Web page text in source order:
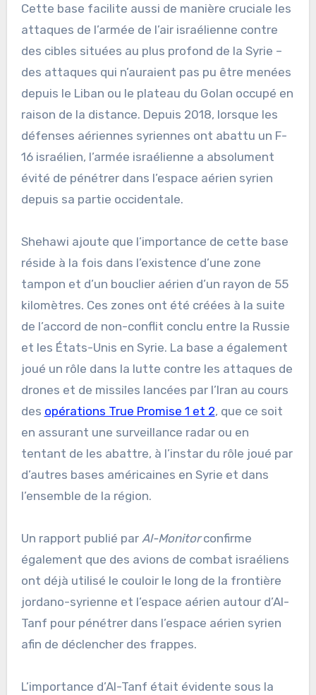
Cette base facilite aussi de manière cruciale les
attaques de l’armée de l’air israélienne contre
des cibles situées au plus profond de la Syrie –
des attaques qui n’auraient pas pu être menées
depuis le Liban ou le plateau du Golan occupé en
raison de la distance. Depuis 2018, lorsque les
défenses aériennes syriennes ont abattu un F-
16 israélien, l’armée israélienne a absolument
évité de pénétrer dans l’espace aérien syrien
depuis sa partie occidentale.
Shehawi ajoute que l’importance de cette base
réside à la fois dans l’existence d’une zone
tampon et d’un bouclier aérien d’un rayon de 55
kilomètres. Ces zones ont été créées à la suite
de l’accord de non-conflit conclu entre la Russie
et les États-Unis en Syrie. La base a également
joué un rôle dans la lutte contre les attaques de
drones et de missiles lancées par l’Iran au cours
des opérations True Promise 1 et 2, que ce soit
en assurant une surveillance radar ou en
tentant de les abattre, à l’instar du rôle joué par
d’autres bases américaines en Syrie et dans
l’ensemble de la région.
Un rapport publié par Al-Monitorconfirme
également que des avions de combat israéliens
ont déjà utilisé le couloir le long de la frontière
jordano-syrienne et l’espace aérien autour d’Al-
Tanf pour pénétrer dans l’espace aérien syrien
afin de déclencher des frappes.
L’importance d’Al-Tanf était évidente sous la